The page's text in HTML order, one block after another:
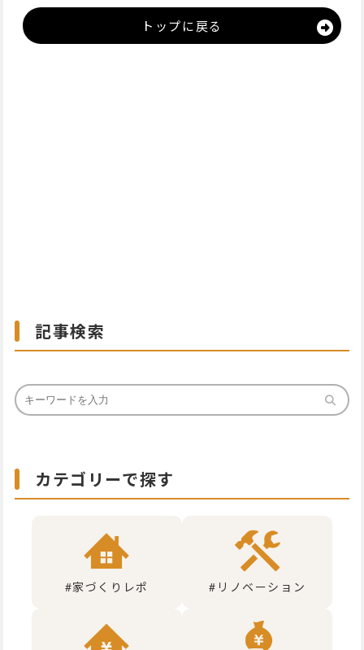
トップに戻る
記事検索
カテゴリーで探す
#家づくりレポ #リノベーション